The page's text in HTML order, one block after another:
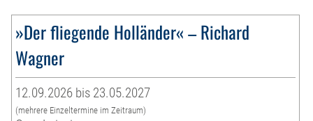
»Der fliegende Holländer« – Richard
Wagner
12.09.2026 bis 23.05.2027
(mehrere Einzeltermine im Zeitraum)